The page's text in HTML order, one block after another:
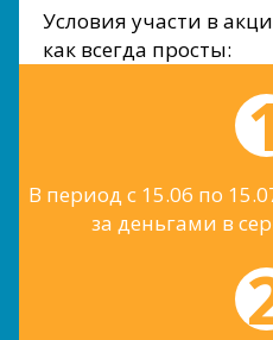
Условия участи в
как всегда просты:
В период с 15.06 по
за деньгами в